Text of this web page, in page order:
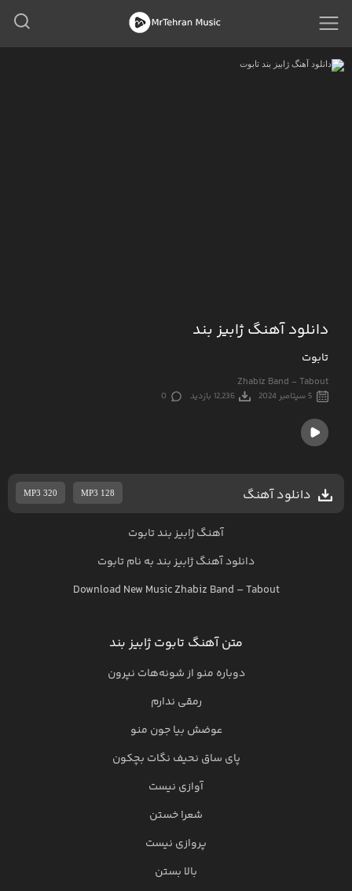
دانلود آهنگ ژابیز بند
تابوت
Zhabiz Band - Tabout
5 سپتامبر 2024 12,236 بازدید 0
دانلود آهنگ MP3 320 MP3 128
آهنگ ژابیز بند تابوت
دانلود آهنگژابیز بندبه نامتابوت
Download New MusicZhabiz Band –Tabout
متن آهنگ تابوت ژابیز بند
دوباره منو از شونه‌هات نپرون
رمقی ندارم
عوضش بیا جون منو
پای ساق نحیف نگات بچکون
آوازی نیست
شعرا خستن
پروازی نیست
بالا ‌بستن